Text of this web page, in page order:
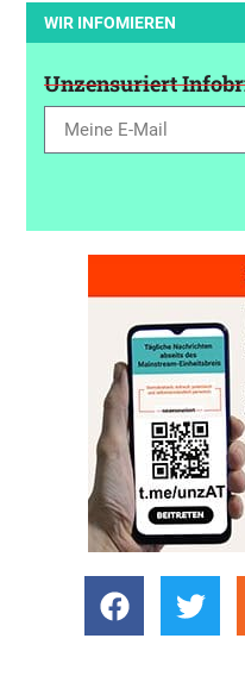
WIR INFOMIEREN
Unzensuriert